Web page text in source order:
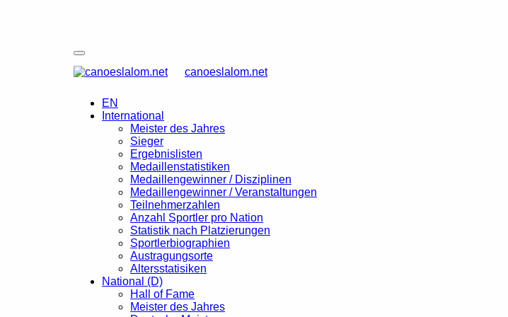
canoeslalom.net
EN
International
Meister des Jahres
Sieger
Ergebnislisten
Medaillenstatistiken
Medaillengewinner / Disziplinen
Medaillengewinner / Veranstaltungen
Teilnehmerzahlen
Anzahl Sportler pro Nation
Statistik nach Platzierungen
Sportlerbiographien
Austragungsorte
Altersstatisiken
National (D)
Hall of Fame
Meister des Jahres